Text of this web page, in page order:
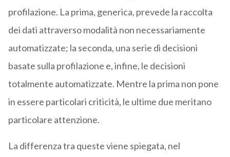
profilazione. La prima, generica, prevede la raccolta
dei dati attraverso modalità non necessariamente
automatizzate; la seconda, una serie di decisioni
basate sulla profilazione e, infine, le decisioni
totalmente automatizzate. Mentre la prima non pone
in essere particolari criticità, le ultime due meritano
particolare attenzione.
La differenza tra queste viene spiegata, nel